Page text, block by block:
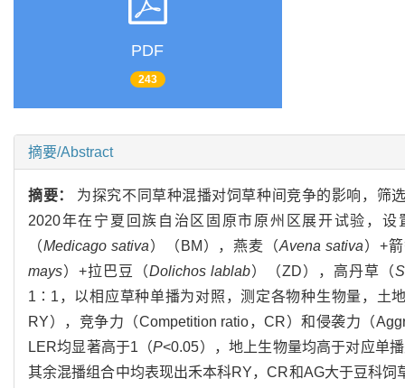
PDF
243
摘要/Abstract
摘要： 为探究不同草种混播对饲草种间竞争的影响，筛
2020年在宁夏回族自治区固原市原州区展开试验，设
（Medicago sativa）（BM），燕麦（Avena sativa）+
mays）+拉巴豆（Dolichos lablab）（ZD），高丹草（
1∶1，以相应草种单播为对照，测定各物种生物量，土
RY），竞争力（Competition ratio，CR）和侵袭力（
LER均显著高于1（P<0.05），地上生物量均高于对应单
其余混播组合中均表现出禾本科RY，CR和AG大于豆科